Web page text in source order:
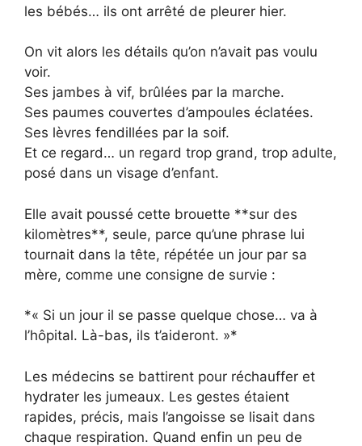
les bébés… ils ont arrêté de pleurer hier.
On vit alors les détails qu’on n’avait pas voulu
voir.
Ses jambes à vif, brûlées par la marche.
Ses paumes couvertes d’ampoules éclatées.
Ses lèvres fendillées par la soif.
Et ce regard… un regard trop grand, trop adulte,
posé dans un visage d’enfant.
Elle avait poussé cette brouette **sur des
kilomètres**, seule, parce qu’une phrase lui
tournait dans la tête, répétée un jour par sa
mère, comme une consigne de survie :
*« Si un jour il se passe quelque chose… va à
l’hôpital. Là-bas, ils t’aideront. »*
Les médecins se battirent pour réchauffer et
hydrater les jumeaux. Les gestes étaient
rapides, précis, mais l’angoisse se lisait dans
chaque respiration. Quand enfin un peu de